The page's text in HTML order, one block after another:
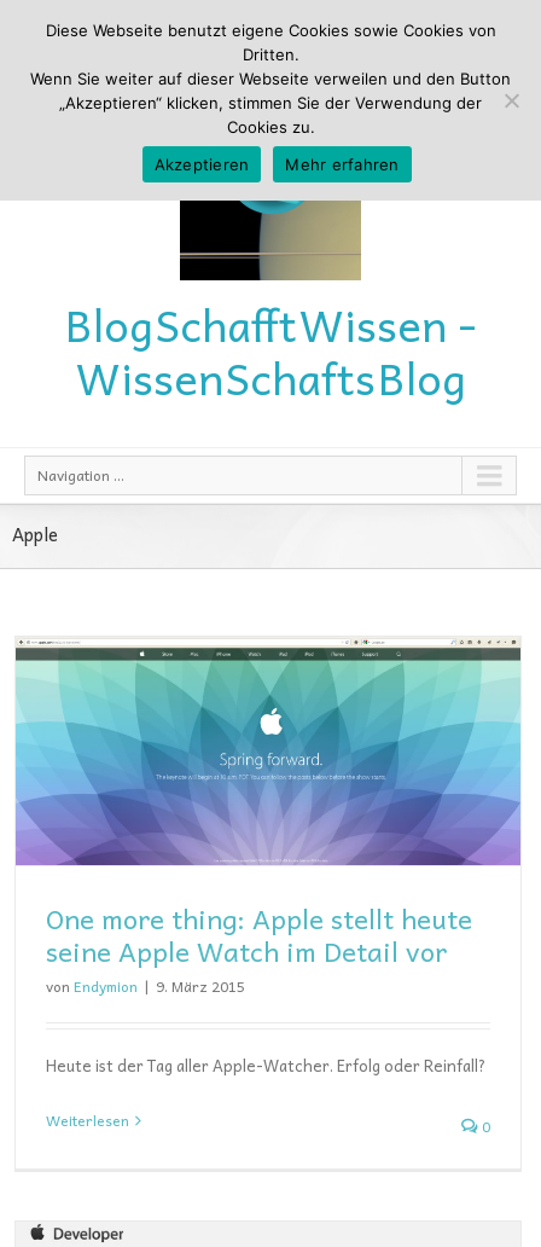
BlogSchafftWissen -
WissenSchaftsBlog
Navigation ...
Apple
One more thing: Apple stellt heute
seine Apple Watch im Detail vor
von Endymion | 9. März 2015
Heute ist der Tag aller Apple-Watcher. Erfolg oder Reinfall?
Weiterlesen 0
Diese Webseite benutzt eigene Cookies sowie Cookies von
Dritten.
Wenn Sie weiter auf dieser Webseite verweilen und den Button
„Akzeptieren“ klicken, stimmen Sie der Verwendung der
Cookies zu.
Akzeptieren
Mehr erfahren